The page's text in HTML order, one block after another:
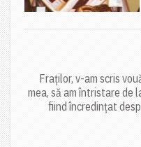
Fraților, v-am scris
mea, să am întristare de
fiind încredințat